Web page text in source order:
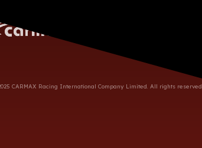
CARMAX Racing International Company Limited. All rights reserved.